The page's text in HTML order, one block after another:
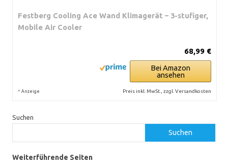
Festberg Cooling Ace Wand Klimagerät – 3-stufiger,
Mobile Air Cooler
68,99 €
Bei Amazon
ansehen
* Anzeige Preis inkl. MwSt., zzgl. Versandkosten
Suchen
Suchen
Weiterführende Seiten